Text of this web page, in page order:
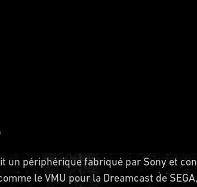
un périphérique fabriqué par Sony et
le VMU pour la Dreamcast de